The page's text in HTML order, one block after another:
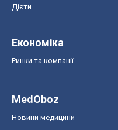
Дієти
Економіка
Ринки та компанії
MedOboz
Новини медицини